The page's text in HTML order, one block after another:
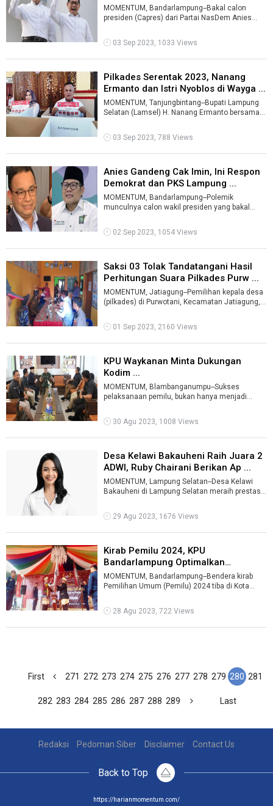
MOMENTUM, Bandarlampung--Bakal calon
presiden (Capres) dari Partai NasDem Anies
u ...
03 Sep 2023, 1033 Views
Pilkades Serentak 2023, Nanang
Ermanto dan Istri Nyoblos di Wayga ...
MOMENTUM, Tanjungbintang--Bupati Lampung
Selatan (Lamsel) H. Nanang Ermanto bersama
03 Sep 2023, 788 Views
Anies Gandeng Cak Imin, Ini Respon
Demokrat dan PKS Lampung ...
MOMENTUM, Bandarlampung--Polemik
munculnya calon wakil presiden yang bakal
menimbulka ...
02 Sep 2023, 1054 Views
Saksi 03 Tolak Tandatangani Hasil
Perhitungan Suara Pilkades Purw ...
MOMENTUM, Jatiagung--Pemilihan kepala desa
(pilkades) di Purwotani, Kecamatan Jatiagung,
01 Sep 2023, 2160 Views
KPU Waykanan Minta Dukungan
Kodim ...
MOMENTUM, Blambanganumpu--Sukses
pelaksanaan pemilu, bukan hanya menjadi
Umum (KPU) ...
30 Agu 2023, 1008 Views
Desa Kelawi Bakauheni Raih Juara 2
ADWI, Ruby Chairani Berikan Ap ...
MOMENTUM, Lampung Selatan--Desa Kelawi
Bakauheni di Lampung Selatan meraih prestasi
29 Agu 2023, 1676 Views
Kirab Pemilu 2024, KPU
Bandarlampung Optimalkan
Sosialisasi ...
MOMENTUM, Bandarlampung--Bendera kirab
Pemilihan Umum (Pemilu) 2024 tiba di Kota
2023.&n ...
28 Agu 2023, 722 Views
First 271 272 273 274 275 276 277 278 279 280 281
282 283 284 285 286 287 288 289 Last
Redaksi Pedoman Siber Disclaimer Contact Us
Back to Top
https://harianmomentum.com/